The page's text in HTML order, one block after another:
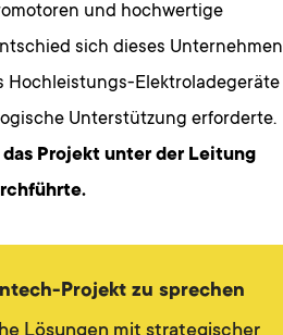
und hochwertige
sich dieses Unternehmen
Hochleistungs-Elektroladegeräte
Unterstützung erforderte.
Projekt unter der Leitung
Projekt zu sprechen